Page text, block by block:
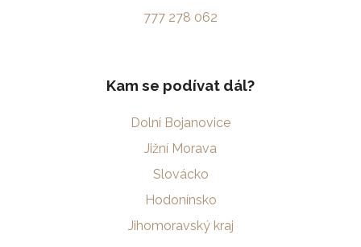
777 278 062
Kam se podívat dál?
Dolní Bojanovice
Jižní Morava
Slovácko
Hodonínsko
Jihomoravský kraj